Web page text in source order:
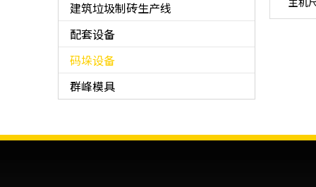
建筑垃圾制砖生产线
配套设备
码垛设备
群峰模具